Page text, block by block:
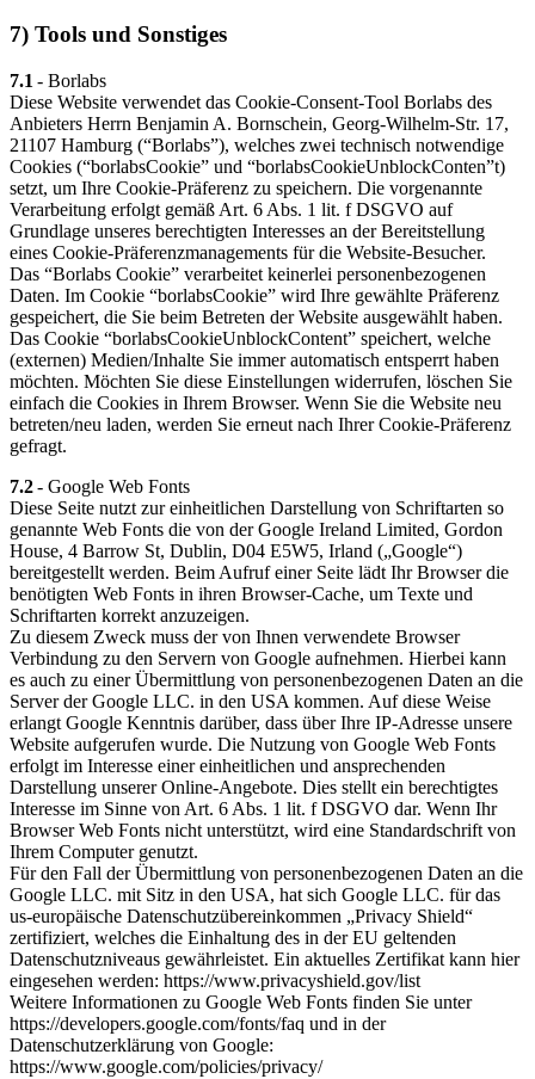
7) Tools und Sonstiges
7.1 - Borlabs
Diese Website verwendet das Cookie-Consent-Tool Borlabs des
Anbieters Herrn Benjamin A. Bornschein, Georg-Wilhelm-Str. 17,
21107 Hamburg (“Borlabs”), welches zwei technisch notwendige
Cookies (“borlabsCookie” und “borlabsCookieUnblockConten”t)
setzt, um Ihre Cookie-Präferenz zu speichern. Die vorgenannte
Verarbeitung erfolgt gemäß Art. 6 Abs. 1 lit. f DSGVO auf
Grundlage unseres berechtigten Interesses an der Bereitstellung
eines Cookie-Präferenzmanagements für die Website-Besucher.
Das “Borlabs Cookie” verarbeitet keinerlei personenbezogenen
Daten. Im Cookie “borlabsCookie” wird Ihre gewählte Präferenz
gespeichert, die Sie beim Betreten der Website ausgewählt haben.
Das Cookie “borlabsCookieUnblockContent” speichert, welche
(externen) Medien/Inhalte Sie immer automatisch entsperrt haben
möchten. Möchten Sie diese Einstellungen widerrufen, löschen Sie
einfach die Cookies in Ihrem Browser. Wenn Sie die Website neu
betreten/neu laden, werden Sie erneut nach Ihrer Cookie-Präferenz
gefragt.
7.2- Google Web Fonts
Diese Seite nutzt zur einheitlichen Darstellung von Schriftarten so
genannte Web Fonts die von der Google Ireland Limited, Gordon
House, 4 Barrow St, Dublin, D04 E5W5, Irland („Google“)
bereitgestellt werden. Beim Aufruf einer Seite lädt Ihr Browser die
benötigten Web Fonts in ihren Browser-Cache, um Texte und
Schriftarten korrekt anzuzeigen.
Zu diesem Zweck muss der von Ihnen verwendete Browser
Verbindung zu den Servern von Google aufnehmen. Hierbei kann
es auch zu einer Übermittlung von personenbezogenen Daten an die
Server der Google LLC. in den USA kommen. Auf diese Weise
erlangt Google Kenntnis darüber, dass über Ihre IP-Adresse unsere
Website aufgerufen wurde. Die Nutzung von Google Web Fonts
erfolgt im Interesse einer einheitlichen und ansprechenden
Darstellung unserer Online-Angebote. Dies stellt ein berechtigtes
Interesse im Sinne von Art. 6 Abs. 1 lit. f DSGVO dar. Wenn Ihr
Browser Web Fonts nicht unterstützt, wird eine Standardschrift von
Ihrem Computer genutzt.
Für den Fall der Übermittlung von personenbezogenen Daten an die
Google LLC. mit Sitz in den USA, hat sich Google LLC. für das
us-europäische Datenschutzübereinkommen „Privacy Shield“
zertifiziert, welches die Einhaltung des in der EU geltenden
Datenschutzniveaus gewährleistet. Ein aktuelles Zertifikat kann hier
eingesehen werden: https://www.privacyshield.gov/list
Weitere Informationen zu Google Web Fonts finden Sie unter
https://developers.google.com/fonts/faq und in der
Datenschutzerklärung von Google:
https://www.google.com/policies/privacy/